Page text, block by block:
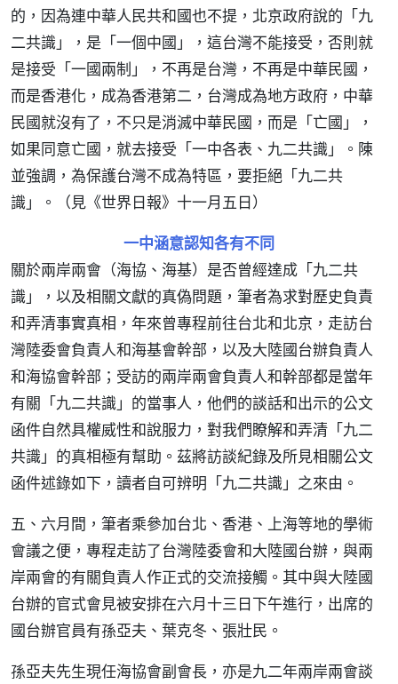
的，因為連中華人民共和國也不提，北京政府說的「九
二共識」，是「一個中國」，這台灣不能接受，否則就
是接受「一國兩制」，不再是台灣，不再是中華民國，
而是香港化，成為香港第二，台灣成為地方政府，中華
民國就沒有了，不只是消滅中華民國，而是「亡國」，
如果同意亡國，就去接受「一中各表、九二共識」。陳
並強調，為保護台灣不成為特區，要拒絕「九二共
識」。（見《世界日報》十一月五日）
一中涵意認知各有不同
關於兩岸兩會（海協、海基）是否曾經達成「九二共
識」，以及相關文獻的真偽問題，筆者為求對歷史負責
和弄清事實真相，年來曾專程前往台北和北京，走訪台
灣陸委會負責人和海基會幹部，以及大陸國台辦負責人
和海協會幹部；受訪的兩岸兩會負責人和幹部都是當年
有關「九二共識」的當事人，他們的談話和出示的公文
函件自然具權威性和說服力，對我們瞭解和弄清「九二
共識」的真相極有幫助。茲將訪談紀錄及所見相關公文
函件述錄如下，讀者自可辨明「九二共識」之來由。
五、六月間，筆者乘參加台北、香港、上海等地的學術
會議之便，專程走訪了台灣陸委會和大陸國台辦，與兩
岸兩會的有關負責人作正式的交流接觸。其中與大陸國
台辦的官式會見被安排在六月十三日下午進行，出席的
國台辦官員有孫亞夫、葉克冬、張壯民。
孫亞夫先生現任海協會副會長，亦是九二年兩岸兩會談